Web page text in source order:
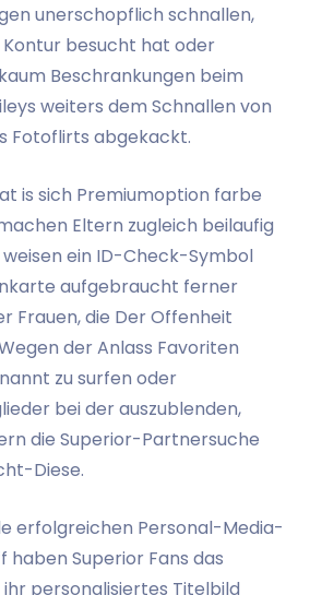
unerschopflich schnallen,
besucht hat oder
Beschrankungen beim
weiters dem Schnallen von
Fotoflirts abgekackt.
is sich Premiumoption farbe
Eltern zugleich beilaufig
ein ID-Check-Symbol
aufgebraucht ferner
Frauen, die Der Offenheit
der Anlass Favoriten
zu surfen oder
bei der auszublenden,
die Superior-Partnersuche
Diese.
erfolgreichen Personal-Media-
Superior Fans das
ihr personalisiertes Titelbild